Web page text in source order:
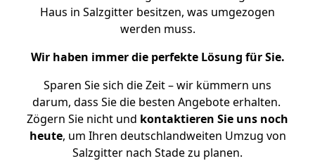
Haus in Salzgitter besitzen, was umgezogen
werden muss.
Wir haben immer die perfekte Lösung für Sie.
Sparen Sie sich die Zeit – wir kümmern uns
darum, dass Sie die besten Angebote erhalten.
Zögern Sie nicht und kontaktieren Sie uns noch
heute, um Ihren deutschlandweiten Umzug von
Salzgitter nach Stade zu planen.